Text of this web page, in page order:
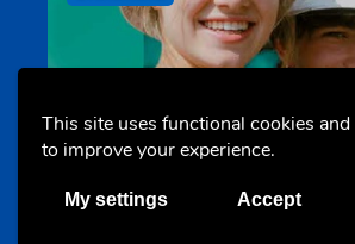
This site uses functional cookies
to improve your experience.
My settings Accept
Les meilleurs projets jeunesse
jugendprais.lu